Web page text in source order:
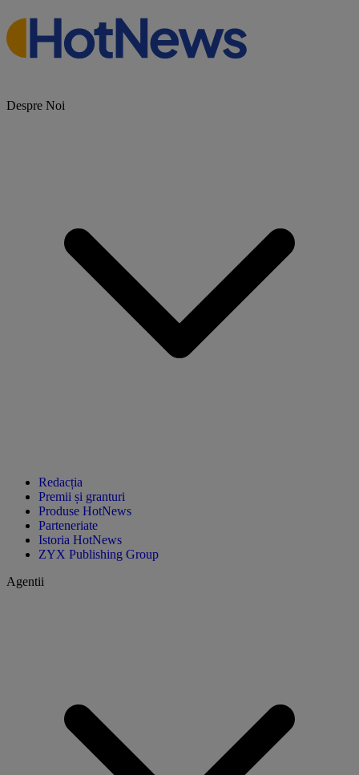
Despre Noi
Redacția
Premii și granturi
Produse HotNews
Parteneriate
Istoria HotNews
ZYX Publishing Group
Agentii